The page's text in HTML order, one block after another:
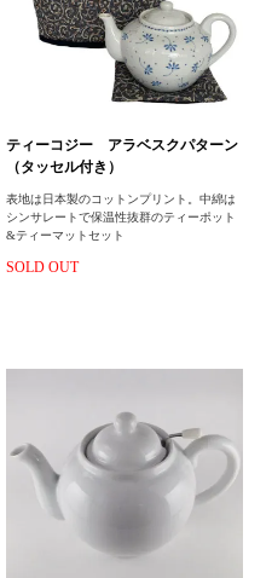
ティーコジー アラベスクパターン
（タッセル付き）
表地は日本製のコットンプリント。中綿は
シンサレートで保温性抜群のティーポット
&ティーマットセット
SOLD OUT